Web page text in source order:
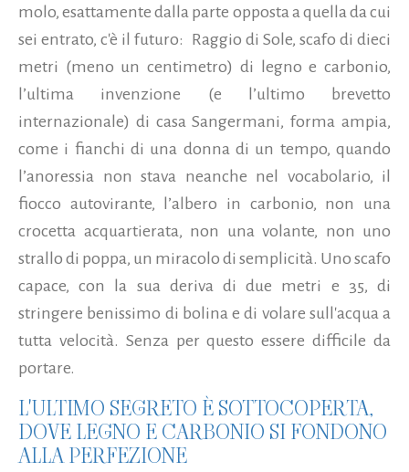
molo, esattamente dalla parte opposta a quella da cui
sei entrato, c'è il futuro: Raggio di Sole, scafo di dieci
metri (meno un centimetro) di legno e carbonio,
l’ultima invenzione (e l’ultimo brevetto
internazionale) di casa Sangermani, forma ampia,
come i fianchi di una donna di un tempo, quando
l’anoressia non stava neanche nel vocabolario, il
fiocco autovirante, l’albero in carbonio, non una
crocetta acquartierata, non una volante, non uno
strallo di poppa, un miracolo di semplicità. Uno scafo
capace, con la sua deriva di due metri e 35, di
stringere benissimo di bolina e di volare sull'acqua a
tutta velocità. Senza per questo essere difficile da
portare.
L'ULTIMO SEGRETO È SOTTOCOPERTA,
DOVE LEGNO E CARBONIO SI FONDONO
ALLA PERFEZIONE